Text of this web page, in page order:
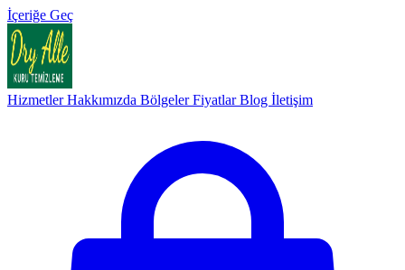
İçeriğe Geç
HizmetlerHakkımızda BölgelerFiyatlarBlog İletişim